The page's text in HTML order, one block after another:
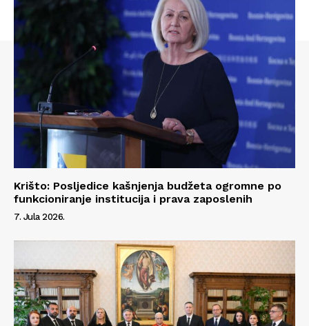
Info
Kontakt
Impressum
Krišto: Posljedice kašnjenja budžeta ogromne po
funkcioniranje institucija i prava zaposlenih
7. Jula 2026.